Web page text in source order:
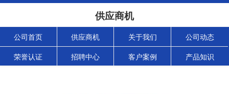
供应商机
公司首页 供应商机 关于我们 公司动态
荣誉认证 招聘中心 客户案例 产品知识